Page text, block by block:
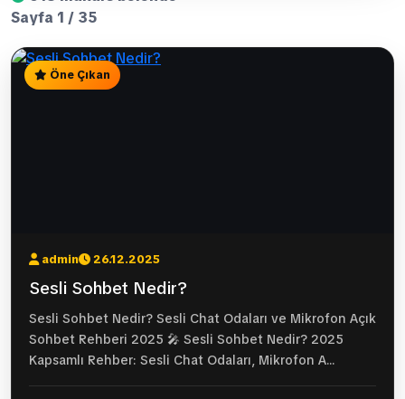
Sayfa 1 / 35
Öne Çıkan
admin 26.12.2025
Sesli Sohbet Nedir?
Sesli Sohbet Nedir? Sesli Chat Odaları ve Mikrofon Açık
Sohbet Rehberi 2025 🎤 Sesli Sohbet Nedir? 2025
Kapsamlı Rehber: Sesli Chat Odaları, Mikrofon A...